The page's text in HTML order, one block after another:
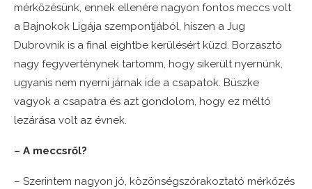
mérkőzésünk, ennek ellenére nagyon fontos meccs volt
a Bajnokok Ligája szempontjából, hiszen a Jug
Dubrovnik is a final eightbe kerülésért küzd. Borzasztó
nagy fegyverténynek tartomm, hogy sikerült nyernünk,
ugyanis nem nyerni járnak ide a csapatok. Büszke
vagyok a csapatra és azt gondolom, hogy ez méltó
lezárása volt az évnek.
– A meccsről?
– Szerintem nagyon jó, közönségszórakoztató mérkőzés